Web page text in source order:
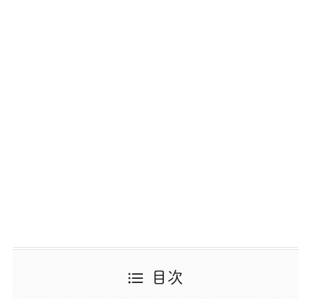
目次